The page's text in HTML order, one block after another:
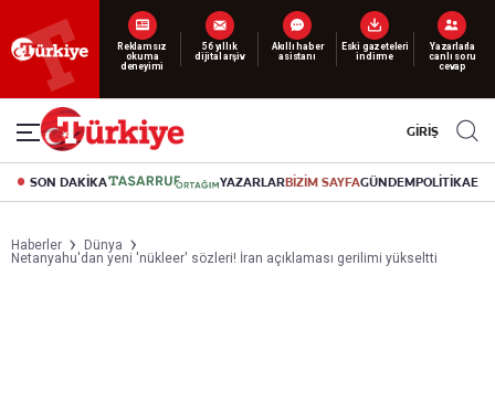
Yeni nesil dijital
abonelik 19 TL’den başlayan fiyatlarla.
GİRİŞ
SON DAKİKA YAZARLARBİZİM SAYFAGÜNDEMPOLİTİKA
Haberler
Dünya
Netanyahu'dan yeni 'nükleer' sözleri! İran açıklaması gerilimi yükseltti